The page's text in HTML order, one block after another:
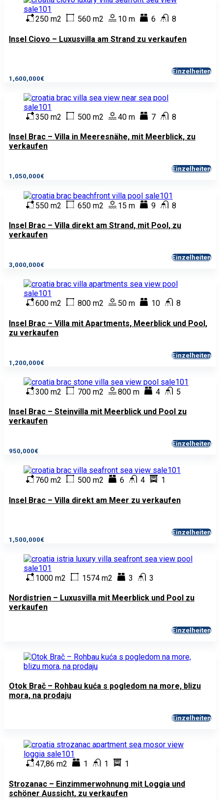
250 m2 560 m2 10 m 6 8
Insel Ciovo – Luxusvilla am Strand zu verkaufen
1,600,000€
Einzelheiten
350 m2 500 m2 40 m 7 8
Insel Brac – Villa in Meeresnähe, mit Meerblick, zu
verkaufen
1,050,000€
Einzelheiten
550 m2 650 m2 15 m 9 8
Insel Brac – Villa direkt am Strand, mit Pool, zu
verkaufen
3,000,000€
Einzelheiten
600 m2 800 m2 50 m 10 8
Insel Brac – Villa mit Apartments, Meerblick und Pool,
zu verkaufen
1,200,000€
Einzelheiten
300 m2 700 m2 800 m 4 5
Insel Brac – Steinvilla mit Meerblick und Pool zu
verkaufen
950,000€
Einzelheiten
760 m2 500 m2 6 4 1
Insel Brac – Villa direkt am Meer zu verkaufen
1,500,000€
Einzelheiten
1000 m2 1574 m2 3 3
Nordistrien – Luxusvilla mit Meerblick und Pool zu
verkaufen
Einzelheiten
Otok Brač – Rohbau kuća s pogledom na more, blizu
mora, na prodaju
Einzelheiten
47,86 m2 1 1 1
Strozanac – Einzimmerwohnung mit Loggia und
schöner Aussicht, zu verkaufen